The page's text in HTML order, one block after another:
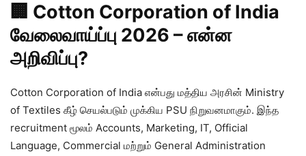
🏢 Cotton Corporation of India
வேலைவாய்ப்பு 2026 – என்ன
அறிவிப்பு?
Cotton Corporation of India என்பது மத்திய அரசின் Ministry
of Textiles கீழ் செயல்படும் முக்கிய PSU நிறுவனமாகும். இந்த
recruitment மூலம் Accounts, Marketing, IT, Official
Language, Commercial மற்றும் General Administration